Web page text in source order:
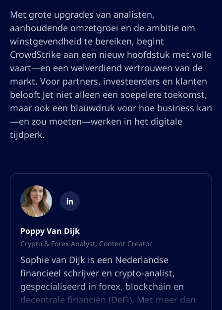
Met grote upgrades van analisten,
aanhoudende omzetgroei en de ambitie om
winstgevendheid te bereiken, begint
CrowdStrike aan een nieuw hoofdstuk met volle
vaart—en een welverdiend vertrouwen van de
markt. Voor partners, investeerders en klanten
belooft Jet niet alleen een soepelere toekomst,
maar ook een blauwdruk voor hoe business kan
—en zou moeten—werken in het digitale
tijdperk.
Poppy Van Dijk
Crypto & Forex Analyst, Content Creator
Sophie van Dijk is een Nederlandse
financieel schrijver en crypto-analist,
gespecialiseerd in forex, blockchain en
decentrale financiën (DeFi). Met meer dan